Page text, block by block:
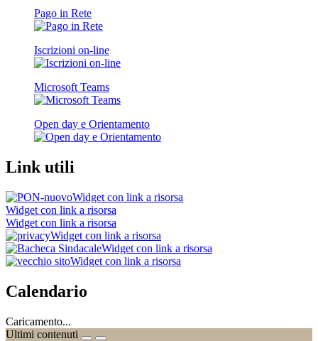
Pago in Rete
Iscrizioni on-line
Microsoft Teams
Open day e Orientamento
Link utili
Widget con link a risorsa
Widget con link a risorsa
Widget con link a risorsa
Widget con link a risorsa
Widget con link a risorsa
Widget con link a risorsa
Calendario
Caricamento...
Ultimi contenuti